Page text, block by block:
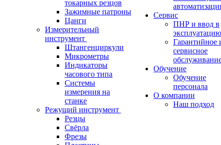
токарных резцов
Зажимные патроны
Цанги
Измерительный
инструмент
Штангенциркули
Микрометры
Индикаторы
часового типа
Системы
измерения на
станке
Режущий инструмент
Резцы
Свёрла
Фрезы
Сервис
ПНР и ввод в
эксплуатацию
Гарантийное
сервисное
Обучение
Обучение
персонала
О компании
Наш подход